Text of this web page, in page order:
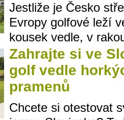
Jestliže je Česko
Evropy golfové leží
kousek vedle, v
Zahrajte si ve
golf vedle
pramenů
Chcete si otestovat